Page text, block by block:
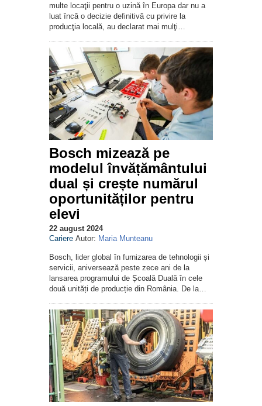
multe locaţii pentru o uzină în Europa dar nu a
luat încă o decizie definitivă cu privire la
producţia locală, au declarat mai mulţi…
Bosch mizează pe
modelul învățământului
dual și crește numărul
oportunităților pentru
elevi
22 august 2024
Cariere Autor: Maria Munteanu
Bosch, lider global în furnizarea de tehnologii și
servicii, aniversează peste zece ani de la
lansarea programului de Școală Duală în cele
două unități de producție din România. De la…